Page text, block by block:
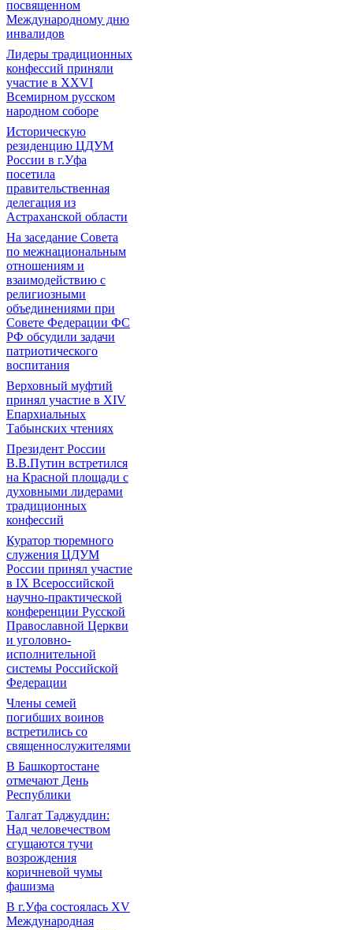
посвященном
Международному дню
инвалидов
Лидеры традиционных
конфессий приняли
участие в XXVI
Всемирном русском
народном соборе
Историческую
резиденцию ЦДУМ
России в г.Уфа
посетила
правительственная
делегация из
Астраханской области
На заседание Совета
по межнациональным
отношениям и
взаимодействию с
религиозными
объединениями при
Совете Федерации ФС
РФ обсудили задачи
патриотического
воспитания
Верховный муфтий
принял участие в ХIV
Епархиальных
Табынских чтениях
Президент России
В.В.Путин встретился
на Красной площади с
духовными лидерами
традиционных
конфессий
Куратор тюремного
служения ЦДУМ
России принял участие
в IX Всероссийской
научно-практической
конференции Русской
Православной Церкви
и уголовно-
исполнительной
системы Российской
Федерации
Члены семей
погибших воинов
встретились со
священнослужителями
В Башкортостане
отмечают День
Республики
Талгат Таджуддин:
Над человечеством
сгущаются тучи
возрождения
коричневой чумы
фашизма
В г.Уфа состоялась XV
Международная